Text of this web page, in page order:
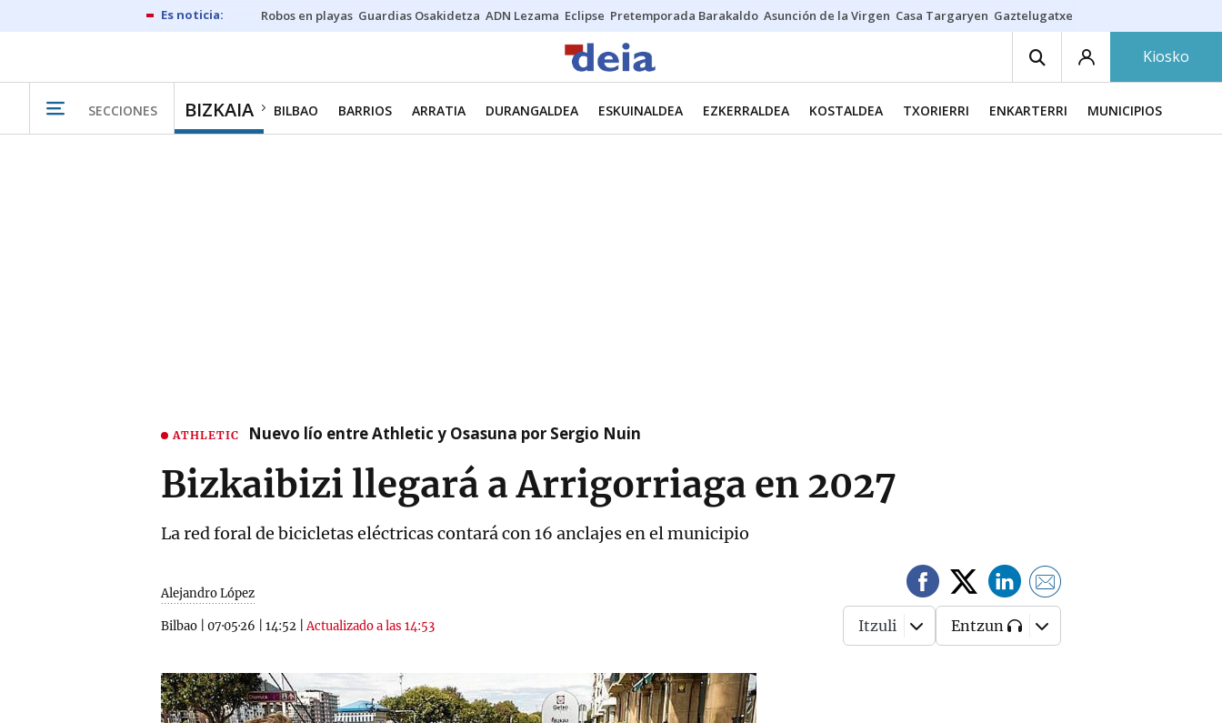
Robos en playas Guardias Osakidetza ADN Lezama Eclipse Pretemporada Barakaldo Asunción de la Virgen Casa Targaryen Gaztelugatxe
Kiosko
SECCIONES BIZKAIA BILBAO BARRIOS ARRATIA DURANGALDEA ESKUINALDEA EZKERRALDEA KOSTALDEA TXORIERRI ENKARTERRI MUNICIPIOS
ATHLETIC Nuevo lío entre Athletic y Osasuna por Sergio Nuin
Bizkaibizi llegará a Arrigorriaga en 2027
La red foral de bicicletas eléctricas contará con 16 anclajes en el municipio
Alejandro López
Bilbao 07·05·26 14:52 |Actualizado a las 14:53 Itzuli Entzun